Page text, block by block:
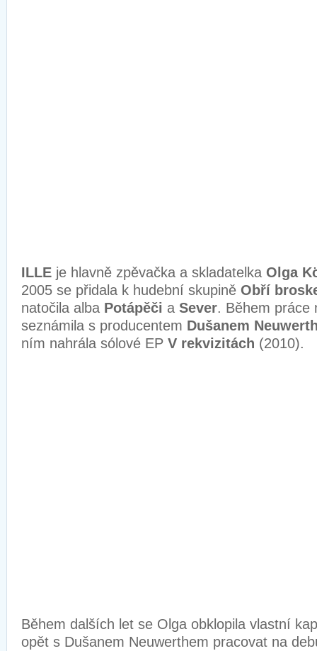
ILLE je hlavně zpěvačka a skladatelka Olga
2005 se přidala k hudební skupině Obří
natočila alba Potápěči a Sever. Během práce
seznámila s producentem Dušanem
ním nahrála sólové EP V rekvizitách (2010).
Během dalších let se Olga obklopila vlastní
opět s Dušanem Neuwerthem pracovat na